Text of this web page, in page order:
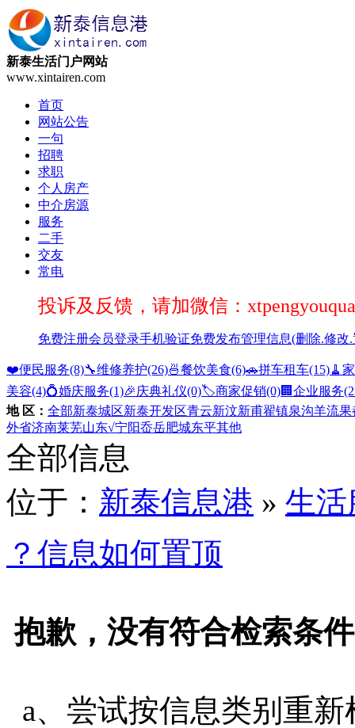
新泰生活门户网站
www.xintairen.com
首页
网站公告
一句
招聘
求职
个人房产
中介房源
服务
二手
交友
常电
投诉及反馈，请加微信：
免费注册会员登录手机验证免费发布管理信息(删除.修改
❤️便民服务(8)🔧维修养护(26)🍜餐饮美食(6)🚗拼车租车(15)🧹
美容(4)💍婚庆服务(1)🎉庆典礼仪(0)🏷️商家促销(0)🏢企业服务
地 区： 全部新泰城区新泰开发区青云新汶新甫翟镇泉沟羊流果
外省济南莱芜山东√宁阳岙岳肥城东平其他
全部信息
位于： 新泰信息港 » 生活
？信息如何置顶
抱歉，没有符合检索条
a、尝试按信息类别重